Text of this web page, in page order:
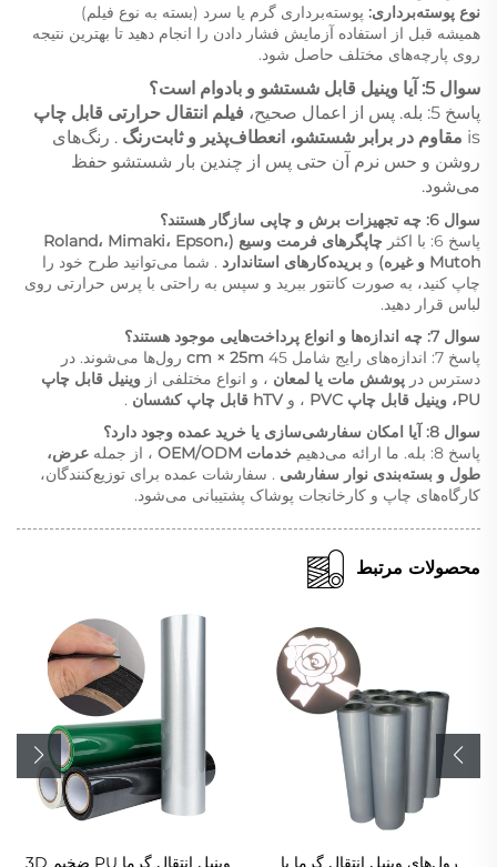
نوع پوسته‌برداری: پوسته‌برداری گرم یا سرد (بسته به نوع فیلم)
همیشه قبل از استفاده آزمایش فشار دادن را انجام دهید تا بهترین نتیجه
روی پارچه‌های مختلف حاصل شود.
سوال 5: آیا وینیل قابل شستشو و بادوام است؟
پاسخ 5: بله. پس از اعمال صحیح،
فیلم انتقال حرارتی قابل چاپ
is مقاوم در برابر شستشو، انعطاف‌پذیر و ثابت‌رنگ . رنگ‌های
روشن و حس نرم آن حتی پس از چندین بار شستشو حفظ
می‌شود.
سوال 6: چه تجهیزات برش و چاپی سازگار هستند؟
پاسخ 6: با اکثر
چاپگرهای فرمت وسیع (Roland، Mimaki، Epson،
Mutoh و غیره)
و بریده‌کارهای استاندارد . شما می‌توانید طرح خود را
چاپ کنید، به صورت کانتور ببرید و سپس به راحتی با پرس حرارتی روی
لباس قرار دهید.
سوال 7: چه اندازه‌ها و انواع پرداخت‌هایی موجود هستند؟
پاسخ 7: اندازه‌های رایج شامل 45
cm × 25m رول‌ها می‌شوند. در
دسترس در پوشش مات یا لمعان ، و انواع مختلفی از وینیل قابل چاپ
PU، وینیل قابل چاپ PVC
، و hTV قابل چاپ کشسان
.
سوال 8: آیا امکان سفارشی‌سازی یا خرید عمده وجود دارد؟
پاسخ 8: بله. ما ارائه می‌دهیم
خدمات OEM/ODM ، از جمله عرض،
طول و بسته‌بندی نوار سفارشی . سفارشات عمده برای توزیع‌کنندگان،
کارگاه‌های چاپ و کارخانجات پوشاک پشتیبانی می‌شود.
محصولات مرتبط
رول‌های وینیل انتقال گرما با
وینیل انتقال گرما PU ضخیم 3D